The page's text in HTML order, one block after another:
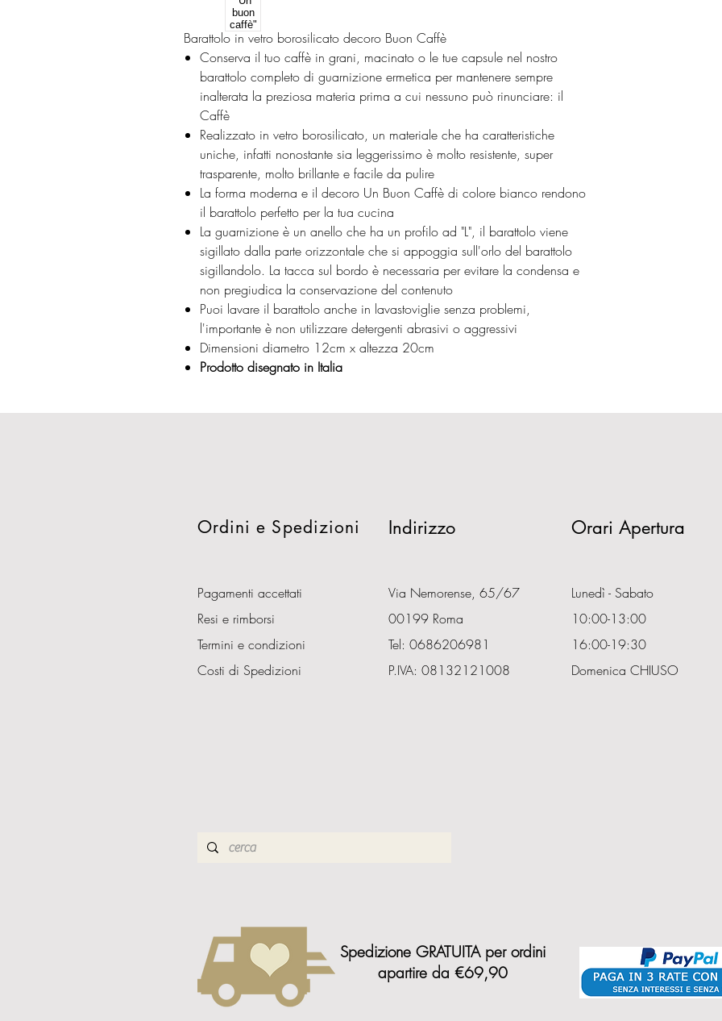
Barattolo in vetro borosilicato decoro Buon Caffè
Conserva il tuo caffè in grani, macinato o le tue capsule nel nostro
barattolo completo di guarnizione ermetica per mantenere sempre
inalterata la preziosa materia prima a cui nessuno può rinunciare: il
Caffè
Realizzato in vetro borosilicato, un materiale che ha caratteristiche
uniche, infatti nonostante sia leggerissimo è molto resistente, super
trasparente, molto brillante e facile da pulire
La forma moderna e il decoro Un Buon Caffè di colore bianco rendono
il barattolo perfetto per la tua cucina
La guarnizione è un anello che ha un profilo ad "L", il barattolo viene
sigillato dalla parte orizzontale che si appoggia sull'orlo del barattolo
sigillandolo. La tacca sul bordo è necessaria per evitare la condensa e
non pregiudica la conservazione del contenuto
Puoi lavare il barattolo anche in lavastoviglie senza problemi,
l'importante è non utilizzare detergenti abrasivi o aggressivi
Dimensioni diametro 12cm x altezza 20cm
Prodotto disegnato in Italia
Ordini e Spedizioni Indirizzo
Pagamenti accettati
Resi e rimborsi
Termini e condizioni
Costi di Spedizioni
Via Nemorense, 65/67
00199 Roma
Tel: 0686206981
P.IVA: 08132121008
Spedizione GRATUITA per ordini
apartire da €69,90
Orari Apertura
Lunedì - Sabato
10:00-13:00
16:00-19:30
Domenica CHIUSO